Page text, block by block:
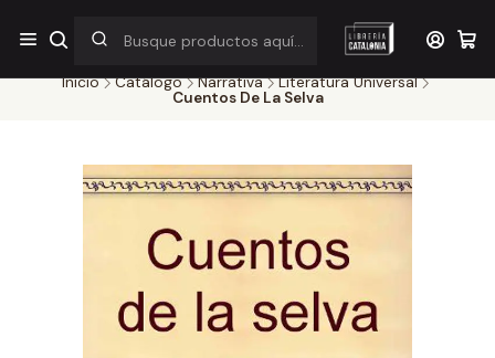
¡Por pocos días! Despacho a $1.000 en RM por compras sobre
$38.000
Inicio Catálogo Narrativa
Literatura Universal
Cuentos De La Selva